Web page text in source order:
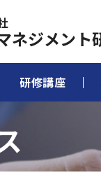
ネジメント
研修講座